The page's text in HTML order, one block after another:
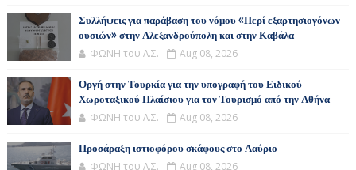
Συλλήψεις για παράβαση του νόμου «Περί εξαρτησιογόνων
ουσιών» στην Αλεξανδρούπολη και στην Καβάλα
ΦΩΝΗ του Λ.Σ. Aug 08, 2026
Οργή στην Τουρκία για την υπογραφή του Ειδικού
Χωροταξικού Πλαίσιου για τον Τουρισμό από την Αθήνα
ΦΩΝΗ του Λ.Σ. Aug 08, 2026
Προσάραξη ιστιοφόρου σκάφους στο Λαύριο
ΦΩΝΗ του Λ.Σ. Aug 08, 2026